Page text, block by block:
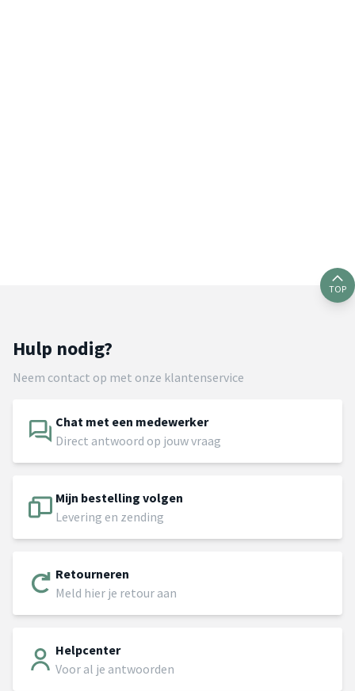
TOP
Hulp nodig?
Neem contact op met onze klantenservice
Chat met een medewerker
Direct antwoord op jouw vraag
Mijn bestelling volgen
Levering en zending
Retourneren
Meld hier je retour aan
Helpcenter
Voor al je antwoorden